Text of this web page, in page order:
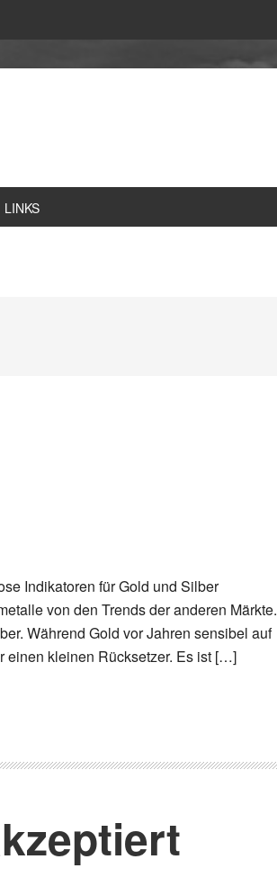
LINKS
Indikatoren für Gold und Silber
von den Trends der anderen Märkte.
Während Gold vor Jahren sensibel auf
einen kleinen Rücksetzer. Es ist […]